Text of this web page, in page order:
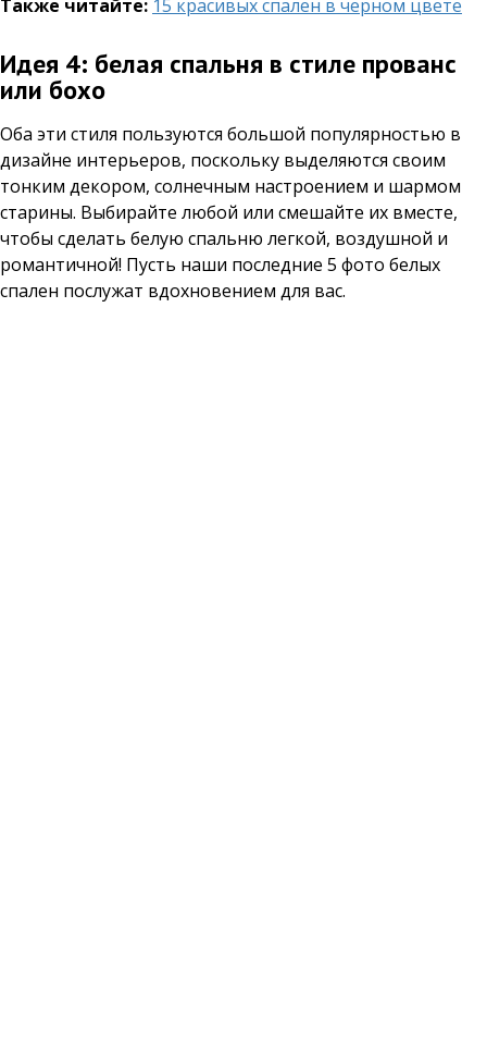
Также читайте: 15 красивых спален в черном цвете
Идея 4: белая спальня в стиле прованс
или бохо
Оба эти стиля пользуются большой популярностью в
дизайне интерьеров, поскольку выделяются своим
тонким декором, солнечным настроением и шармом
старины. Выбирайте любой или смешайте их вместе,
чтобы сделать белую спальню легкой, воздушной и
романтичной! Пусть наши последние 5 фото белых
спален послужат вдохновением для вас.